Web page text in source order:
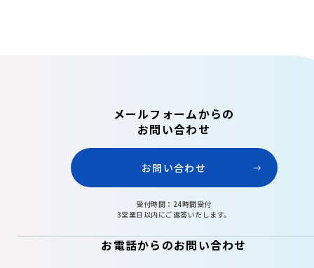
メールフォームからの
お問い合わせ
お問い合わせ
受付時間：24時間受付
3営業日以内にご返答いたします。
お電話からのお問い合わせ